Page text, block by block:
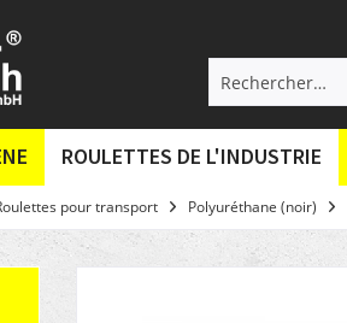
ROULETTES DE L'INDUSTRIE
pour transport Polyuréthane (noir)